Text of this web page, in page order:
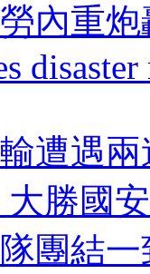
布勞內
遭遇
大勝
全隊團